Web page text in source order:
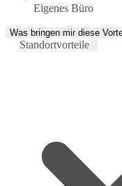
Eigenes Büro
Was bringen mir diese
Standortvorteile